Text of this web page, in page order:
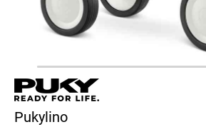
Pukylino